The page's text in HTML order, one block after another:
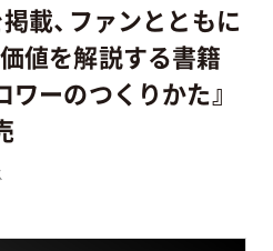
載、ファンとともに
値を解説する書籍
ワーのつくりかた』